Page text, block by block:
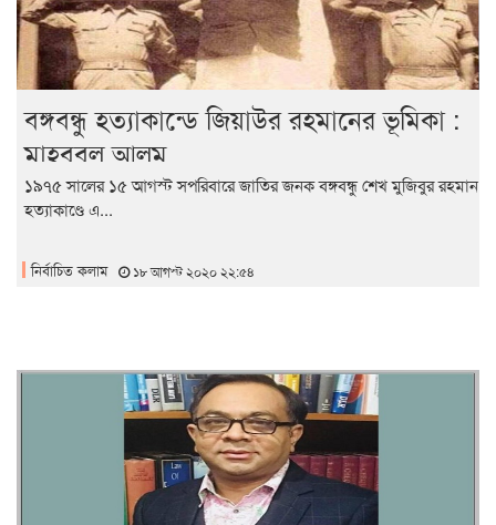
বঙ্গবন্ধু হত্যাকান্ডে জিয়াউর রহমানের ভূমিকা :
মাহবুবুল আলম
১৯৭৫ সালের ১৫ আগস্ট সপরিবারে জাতির জনক বঙ্গবন্ধু শেখ মুজিবুর রহমান
হত্যাকাণ্ডে এ...
নির্বাচিত কলাম ১৮ আগস্ট ২০২০ ২২:৫৪